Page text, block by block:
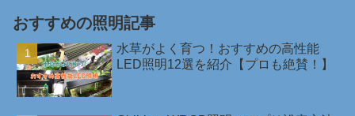
おすすめの照明記事
水草がよく育つ！おすすめの高性能
LED照明12選を紹介【プロも絶賛！】